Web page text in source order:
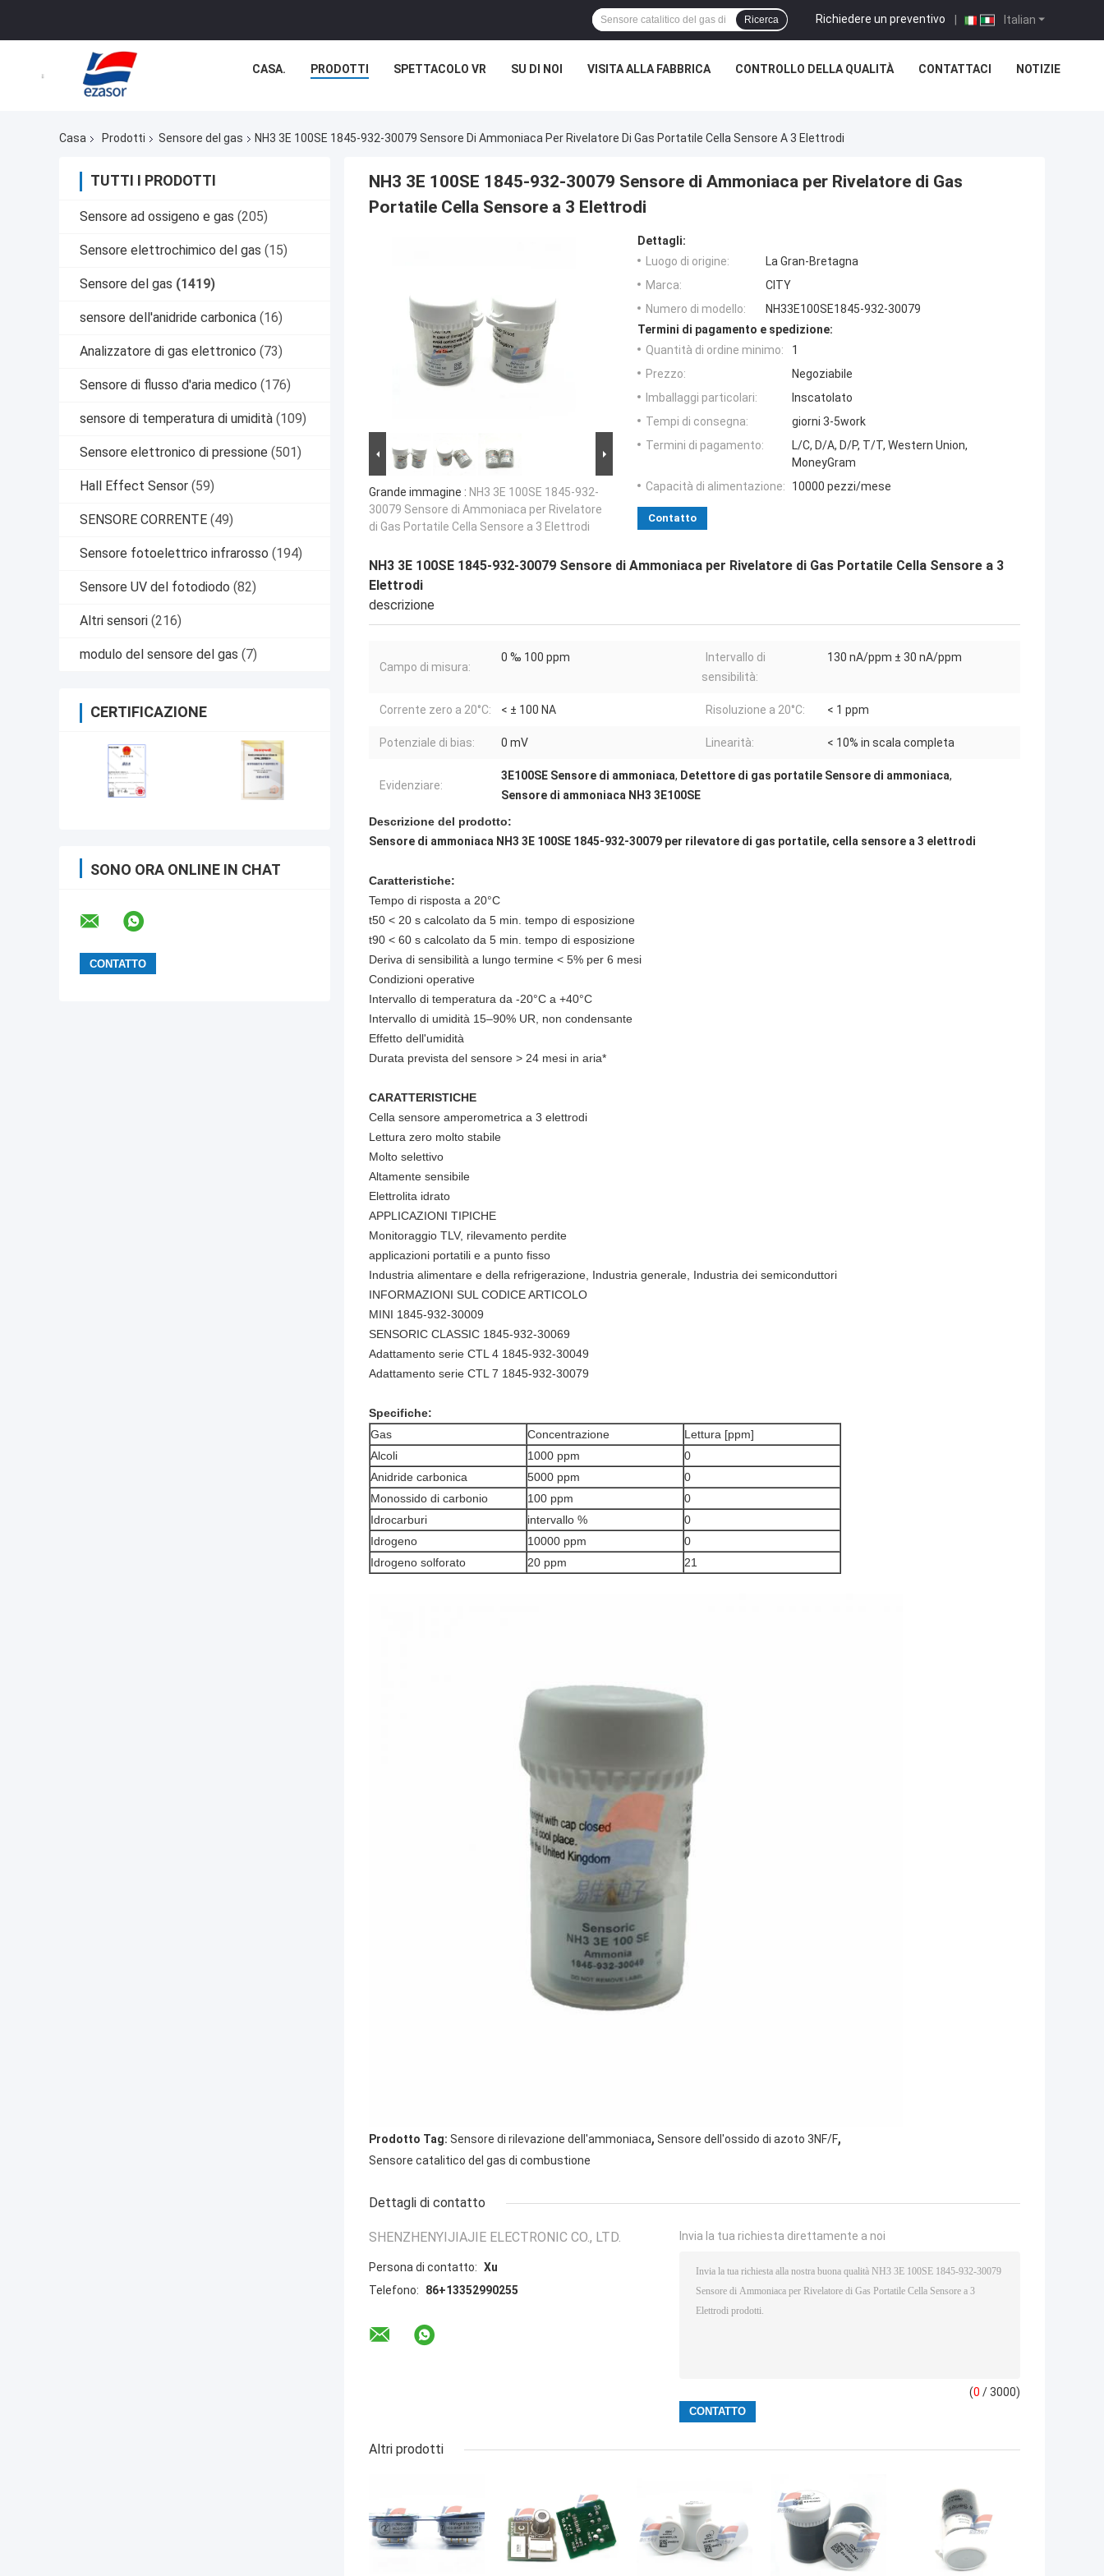
Italian
Richiedere un preventivo |
Ricerca
CASA. PRODOTTI SPETTACOLO VR SU DI NOI VISITA ALLA FABBRICA CONTROLLO DELLA QUALITÀ CONTATTACI NOTIZIE
Casa Prodotti Sensore del gas NH3 3E 100SE 1845-932-30079 Sensore Di Ammoniaca Per Rivelatore Di Gas Portatile Cella Sensore A 3 Elettrodi
TUTTI I PRODOTTI
Sensore ad ossigeno e gas (205)
Sensore elettrochimico del gas (15)
Sensore del gas (1419)
sensore dell'anidride carbonica (16)
Analizzatore di gas elettronico (73)
Sensore di flusso d'aria medico (176)
sensore di temperatura di umidità (109)
Sensore elettronico di pressione (501)
Hall Effect Sensor (59)
SENSORE CORRENTE (49)
Sensore fotoelettrico infrarosso (194)
Sensore UV del fotodiodo (82)
Altri sensori (216)
modulo del sensore del gas (7)
CERTIFICAZIONE
SONO ORA ONLINE IN CHAT
NH3 3E 100SE 1845-932-30079 Sensore di Ammoniaca per Rivelatore di Gas
Portatile Cella Sensore a 3 Elettrodi
Grande immagine : NH3 3E 100SE 1845-932-
30079 Sensore di Ammoniaca per Rivelatore
di Gas Portatile Cella Sensore a 3 Elettrodi
Dettagli:
Luogo di origine:
La Gran-Bretagna
Marca:
CITY
Numero di modello:
NH33E100SE1845-932-30079
Termini di pagamento e spedizione:
Quantità di ordine minimo:
1
Prezzo:
Negoziabile
Imballaggi particolari:
Inscatolato
Tempi di consegna:
giorni 3-5work
Termini di pagamento:
L/C, D/A, D/P, T/T, Western Union,
MoneyGram
Capacità di alimentazione:
10000 pezzi/mese
Contatto
NH3 3E 100SE 1845-932-30079 Sensore di Ammoniaca per Rivelatore di Gas Portatile Cella Sensore a 3
Elettrodi
descrizione
Campo di misura:
0 ‰ 100 ppm
Intervallo di
sensibilità:
130 nA/ppm ± 30 nA/ppm
Corrente zero a 20°C: < ± 100 NA Risoluzione a 20°C: < 1 ppm
Potenziale di bias: 0 mV Linearità: < 10% in scala completa
Evidenziare:
3E100SE Sensore di ammoniaca, Detettore di gas portatile Sensore di ammoniaca,
Sensore di ammoniaca NH3 3E100SE
Descrizione del prodotto:
Sensore di ammoniaca NH3 3E 100SE 1845-932-30079 per rilevatore di gas portatile, cella sensore a 3 elettrodi
Caratteristiche:
Tempo di risposta a 20°C
t50 < 20 s calcolato da 5 min. tempo di esposizione
t90 < 60 s calcolato da 5 min. tempo di esposizione
Deriva di sensibilità a lungo termine < 5% per 6 mesi
Condizioni operative
Intervallo di temperatura da -20°C a +40°C
Intervallo di umidità 15–90% UR, non condensante
Effetto dell'umidità
Durata prevista del sensore > 24 mesi in aria*
CARATTERISTICHE
Cella sensore amperometrica a 3 elettrodi
Lettura zero molto stabile
Molto selettivo
Altamente sensibile
Elettrolita idrato
APPLICAZIONI TIPICHE
Monitoraggio TLV, rilevamento perdite
applicazioni portatili e a punto fisso
Industria alimentare e della refrigerazione, Industria generale, Industria dei semiconduttori
INFORMAZIONI SUL CODICE ARTICOLO
MINI 1845-932-30009
SENSORIC CLASSIC 1845-932-30069
Adattamento serie CTL 4 1845-932-30049
Adattamento serie CTL 7 1845-932-30079
Specifiche:
Gas
Concentrazione
Lettura [ppm]
Alcoli
1000 ppm
0
Anidride carbonica
5000 ppm
0
Monossido di carbonio
100 ppm
0
Idrocarburi
intervallo %
0
Idrogeno
10000 ppm
0
Idrogeno solforato
20 ppm 21
Prodotto Tag: Sensore di rilevazione dell'ammoniaca, Sensore dell'ossido di azoto 3NF/F,
Sensore catalitico del gas di combustione
Dettagli di contatto
SHENZHENYIJIAJIE ELECTRONIC CO., LTD.
Persona di contatto: Xu
Telefono:
86+13352990255
Invia la tua richiesta direttamente a noi
(0 / 3000)
Altri prodotti